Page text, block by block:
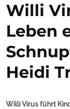
Willi
Leben
Heidi
Willi Virus führt